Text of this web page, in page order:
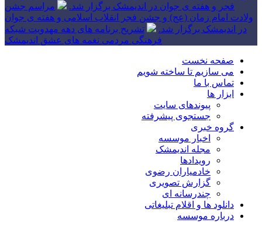
فجر و هفته ی جوان در اندیمشک برگزار شد.
مراسم جشن
ولادت امام زمان (عج) و جشن فجر انقلاب اسلامی و هفته ی جوان
در اندیمشک برگزار شد.
تشریح برنامه های دهه مهدویت شبکه
فرهنگی مردمی نغمه های عشق اندیمشک
صفحه نخست
می سازیم تا ساخته شویم
تماس با ما
ابزار ها
پیوندهای سایت
جستجوی پیشرفته
گروه خبری
اخبار موسسه
مجله اندیمشک
رویدادها
خادمیاران رضوی
گزارش تصویری
چندرسانه ای
دانلود ها و اقلام تبلیغاتی
درباره موسسه